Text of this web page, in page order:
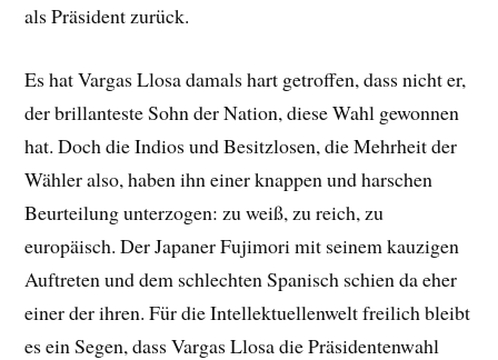
als Präsident zurück.
Es hat Vargas Llosa damals hart getroffen, dass nicht er,
der brillanteste Sohn der Nation, diese Wahl gewonnen
hat. Doch die Indios und Besitzlosen, die Mehrheit der
Wähler also, haben ihn einer knappen und harschen
Beurteilung unterzogen: zu weiß, zu reich, zu
europäisch. Der Japaner Fujimori mit seinem kauzigen
Auftreten und dem schlechten Spanisch schien da eher
einer der ihren. Für die Intellektuellenwelt freilich bleibt
es ein Segen, dass Vargas Llosa die Präsidentenwahl